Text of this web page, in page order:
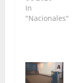
In
"Nacionales"